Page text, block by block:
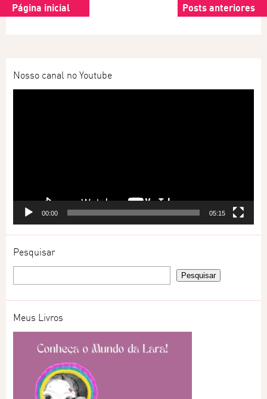
Página inicial Posts anteriores
Nosso canal no Youtube
Tocador
00:00 05:15
Pesquisar
Meus Livros